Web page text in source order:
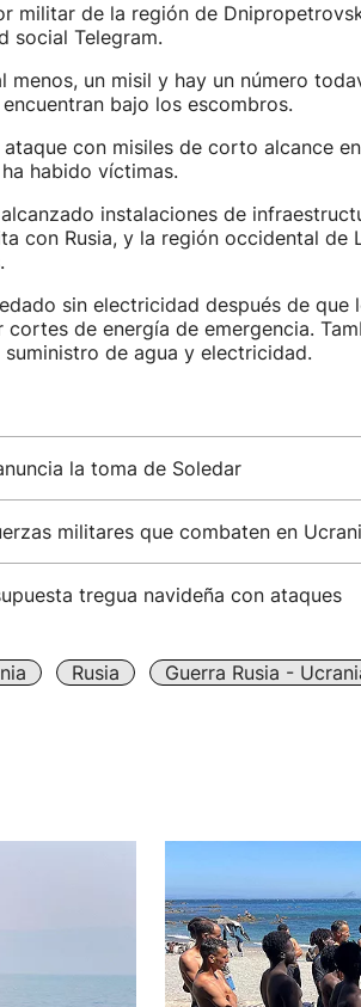
militar de la región de
social Telegram.
un misil y hay un número
bajo los escombros.
con misiles de corto alcance
habido víctimas.
instalaciones de
con Rusia, y la región occidental de
sin electricidad después de que
de energía de emergencia.
de agua y electricidad.
la toma de Soledar
militares que combaten en
tregua navideña con ataques
Rusia
Guerra Rusia -